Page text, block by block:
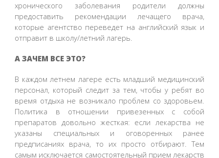
хронического заболевания родители должны
предоставить рекомендации лечащего врача,
которые агентство переведет на английский язык и
отправит в школу/летний лагерь.
А ЗАЧЕМ ВСЕ ЭТО?
В каждом летнем лагере есть младший медицинский
персонал, который следит за тем, чтобы у ребят во
время отдыха не возникало проблем со здоровьем.
Политика в отношении привезенных с собой
препаратов довольно жесткая: если лекарства не
указаны специальных и оговоренных ранее
предписаниях врача, то их просто отбирают. Тем
самым исключается самостоятельный прием лекарств